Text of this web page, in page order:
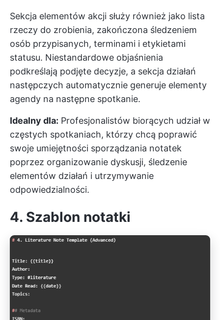
Sekcja elementów akcji służy również jako lista
rzeczy do zrobienia, zakończona śledzeniem
osób przypisanych, terminami i etykietami
statusu. Niestandardowe objaśnienia
podkreślają podjęte decyzje, a sekcja działań
następczych automatycznie generuje elementy
agendy na następne spotkanie.
Idealny dla: Profesjonalistów biorących udział w
częstych spotkaniach, którzy chcą poprawić
swoje umiejętności sporządzania notatek
poprzez organizowanie dyskusji, śledzenie
elementów działań i utrzymywanie
odpowiedzialności.
4. Szablon notatki